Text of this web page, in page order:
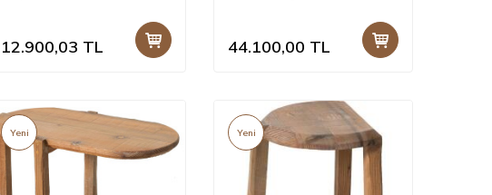
12.900,03 TL 44.100,00 TL
Yeni Yeni